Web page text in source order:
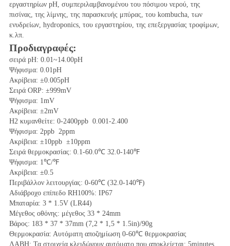
εργαστηρίων pH, συμπεριλαμβανομένου του πόσιμου νερού, της
πισίνας, της λίμνης, της παρασκευής μπύρας, του kombucha, των
ενυδρείων, hydroponics, του εργαστηρίου, της επεξεργασίας τροφίμων,
κ.λπ.
Προδιαγραφές:
σειρά pH: 0.01~14.00pH
Ψήφισμα: 0.01pH
Ακρίβεια: ±0.005pH
Σειρά ORP: ±999mV
Ψήφισμα: 1mV
Ακρίβεια: ±2mV
H2 κυμανθείτε: 0-2400ppb  0.001-2.400
Ψήφισμα: 2ppb  2ppm
Ακρίβεια: ±10ppb  ±10ppm
Σειρά θερμοκρασίας: 0.1-60.0℃ 32.0-140℉
Ψήφισμα: 1℃/℉
Ακρίβεια: ±0.5
Περιβάλλον λειτουργίας: 0-60℃ (32.0-140℉)
Αδιάβροχο επίπεδο RH100%: IP67
Μπαταρία: 3 * 1.5V (LR44)
Μέγεθος οθόνης: μέγεθος 33 * 24mm
Βάρος: 183 * 37 * 37mm (7,2 * 1,5 * 1.5in)/90g
Θερμοκρασία: Αυτόματη αποζημίωση 0-60℃ θερμοκρασίας
ΛΑΒΗ: Τα στοιχεία κλειδώνουν αυτόματο που αποκλείεται: 5minutes